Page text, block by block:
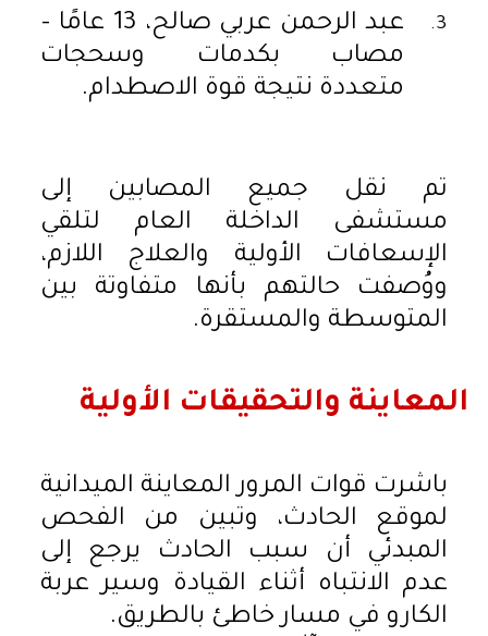
عبد الرحمن عربي صالح، 13 عامًا –
مصاب بكدمات وسحجات
متعددة نتيجة قوة الاصطدام.
تم نقل جميع المصابين إلى
مستشفى الداخلة العام لتلقي
الإسعافات الأولية والعلاج اللازم،
ووُصفت حالتهم بأنها متفاوتة بين
المتوسطة والمستقرة.
المعاينة والتحقيقات الأولية
باشرت قوات المرور المعاينة الميدانية
لموقع الحادث، وتبين من الفحص
المبدئي أن سبب الحادث يرجع إلى
عدم الانتباه أثناء القيادة وسير عربة
الكارو في مسار خاطئ بالطريق.